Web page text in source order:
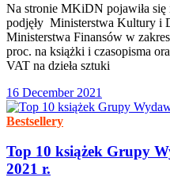
Na stronie MKiDN pojawiła się
podjęły Ministerstwa Kultury i
Ministerstwa Finansów w
proc. na książki i czasopisma
VAT na dzieła sztuki
16 December 2021
Bestsellery
Top 10 książek Grupy
2021 r.